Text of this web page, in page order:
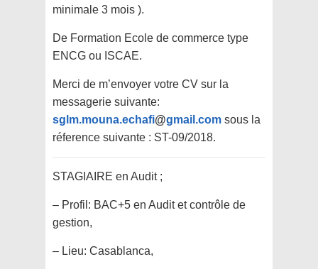
minimale 3 mois ).
De Formation Ecole de commerce type
ENCG ou ISCAE.
Merci de m’envoyer votre CV sur la
messagerie suivante:
sglm.mouna.echafi@gmail.com sous la
réference suivante : ST-09/2018.
STAGIAIRE en Audit ;
– Profil: BAC+5 en Audit et contrôle de
gestion,
– Lieu: Casablanca,